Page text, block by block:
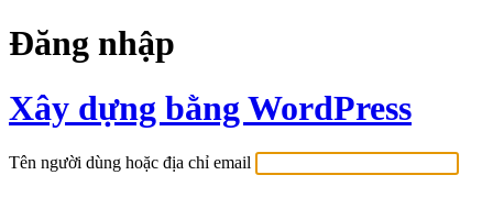
Đăng nhập
Xây dựng bằng WordPress
Tên người dùng hoặc địa chỉ email